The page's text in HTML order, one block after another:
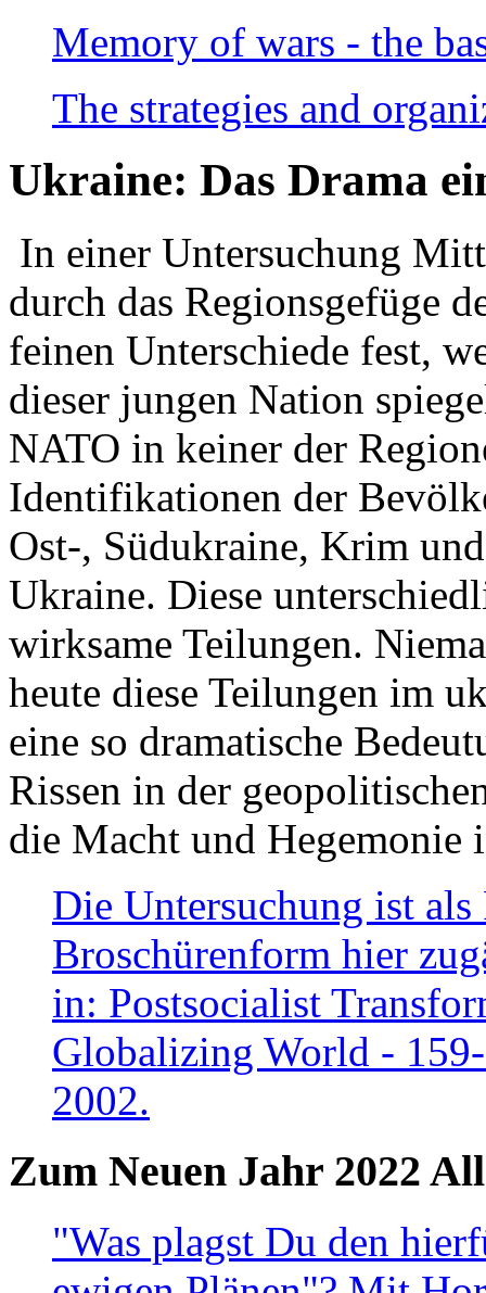
Memory of wars - the
The strategies and
Ukraine: Das Drama
In einer Untersuchung
durch das Regionsgefüge
feinen Unterschiede fest,
dieser jungen Nation
NATO in keiner der
Identifikationen der
Ost-, Südukraine, Krim
Ukraine. Diese
wirksame Teilungen.
heute diese Teilungen im
eine so dramatische
Rissen in der
die Macht und Hegemonie
Die Untersuchung ist
Broschürenform hier
in: Postsocialist
Globalizing World -
2002.
Zum Neuen Jahr 2022
"Was plagst Du den